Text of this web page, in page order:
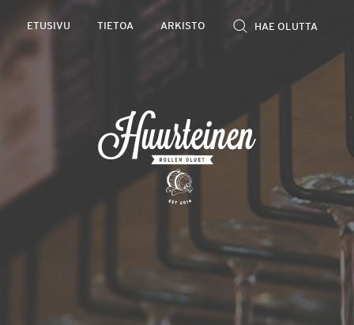
ETUSIVU TIETOA ARKISTO